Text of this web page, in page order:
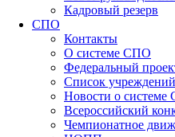
Кадровый резерв
СПО
Контакты
О системе СПО
Федеральный
Список
Новости о
Всероссийский
Чемпионатное